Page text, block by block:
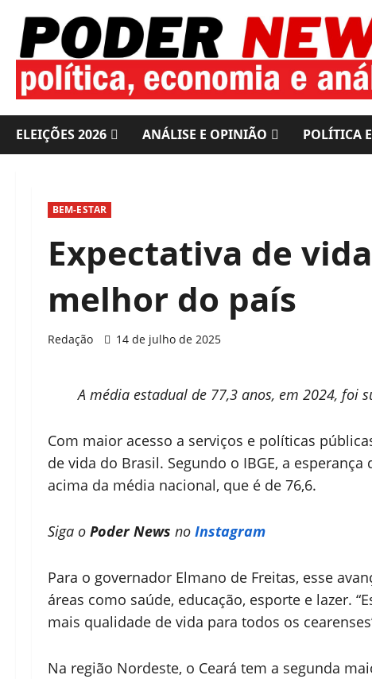
content
ELEIÇÕES 2026 ANÁLISE E OPINIÃO POLÍTICA
BEM-ESTAR
Expectativa de
melhor do país
Redação 14 de julho de 2025
A média estadual de 77,3 anos, em 2024, foi
Com maior acesso a serviços e políticas
de vida do Brasil. Segundo o IBGE, a
acima da média nacional, que é de 76,6.
Siga o Poder News no Instagram
Para o governador Elmano de Freitas, esse
áreas como saúde, educação, esporte e lazer.
mais qualidade de vida para todos os
Na região Nordeste, o Ceará tem a segunda